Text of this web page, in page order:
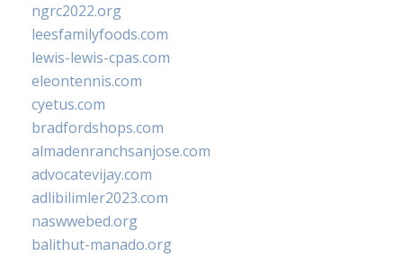
ngrc2022.org
leesfamilyfoods.com
lewis-lewis-cpas.com
eleontennis.com
cyetus.com
bradfordshops.com
almadenranchsanjose.com
advocatevijay.com
adlibilimler2023.com
naswwebed.org
balithut-manado.org